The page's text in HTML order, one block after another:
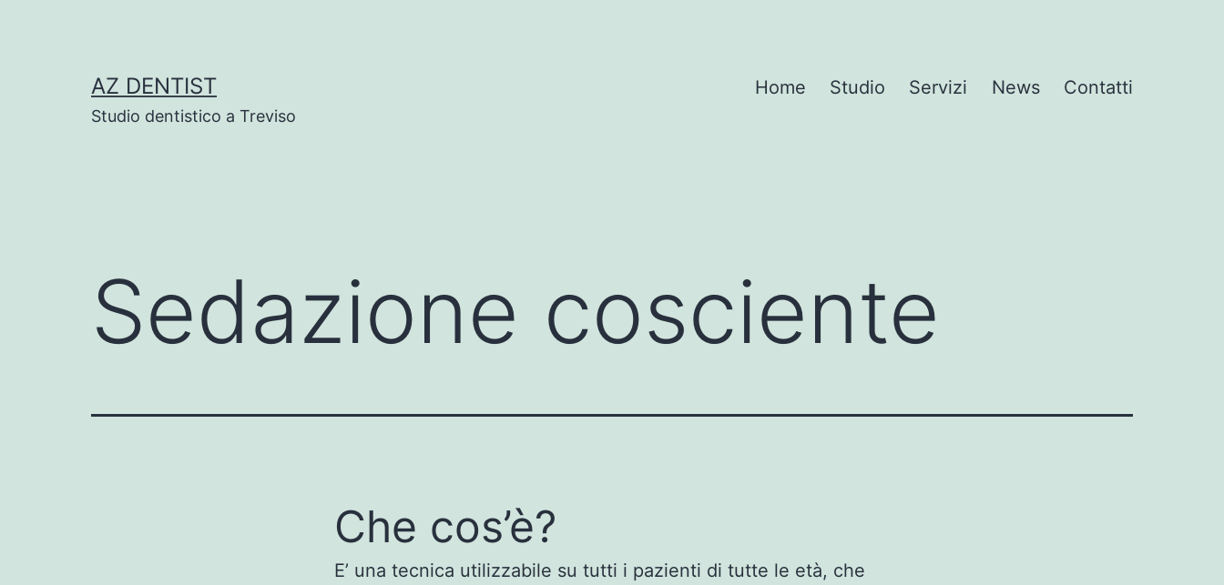
AZ DENTIST
Studio dentistico a Treviso
Home Studio Servizi News Contatti
Sedazione cosciente
Che cos’è?
E’ una tecnica utilizzabile su tutti i pazienti di tutte le età, che